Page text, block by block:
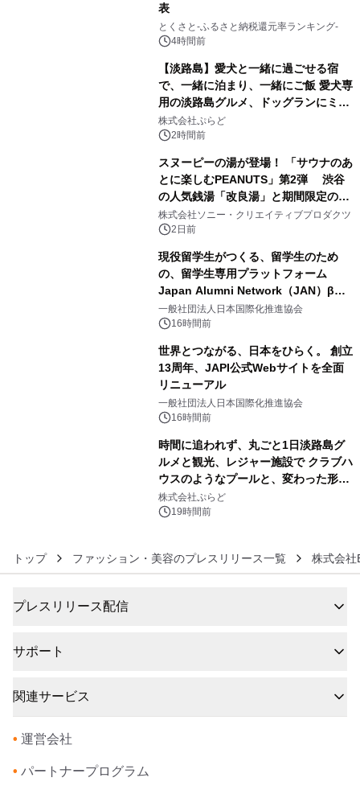
表
とくさと-ふるさと納税還元率ランキング-
4時間前
【淡路島】愛犬と一緒に過ごせる宿
で、一緒に泊まり、一緒にご飯 愛犬専
用の淡路島グルメ、ドッグランにミニ
プール グランピングとトレーラーハウ
スの2施設で
株式会社ぷらど
2時間前
スヌーピーの湯が登場！ 「サウナのあ
とに楽しむPEANUTS」第2弾 渋谷
の人気銭湯「改良湯」と期間限定のコ
ラボレーション サウナイキタイコラ
ボグッズも発売決定！
株式会社ソニー・クリエイティブプロダクツ
2日前
現役留学生がつくる、留学生のため
の、留学生専用プラットフォーム
Japan Alumni Network（JAN）β版
をリリース
一般社団法人日本国際化推進協会
16時間前
世界とつながる、日本をひらく。 創立
13周年、JAPI公式Webサイトを全面
リニューアル
一般社団法人日本国際化推進協会
16時間前
時間に追われず、丸ごと1日淡路島グ
ルメと観光、レジャー施設で クラブハ
ウスのようなプールと、変わった形の
サウナも 「THE BOXY AWAJI」のお
得な素泊まり連泊プランで
株式会社ぷらど
19時間前
トップ ファッション・美容のプレスリリース一覧 株式会
プレスリリース配信
サポート
関連サービス
• 運営会社
• パートナープログラム